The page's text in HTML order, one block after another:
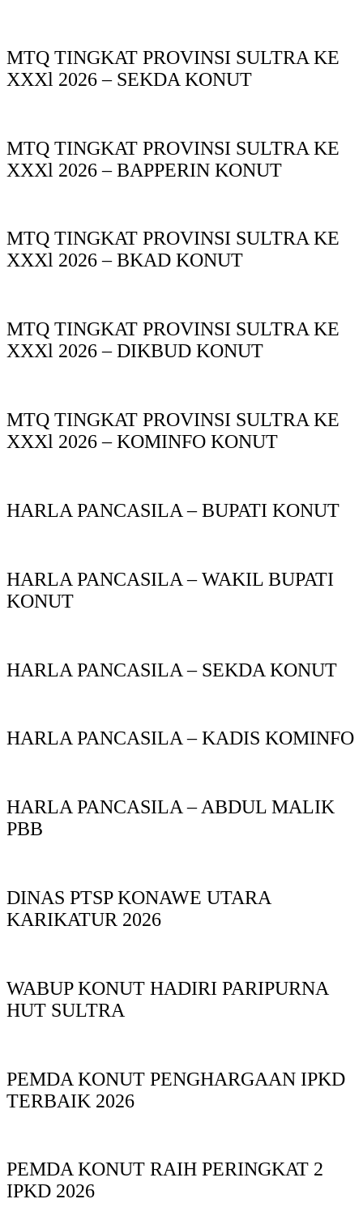
MTQ TINGKAT PROVINSI SULTRA KE
XXXl 2026 – SEKDA KONUT
MTQ TINGKAT PROVINSI SULTRA KE
XXXl 2026 – BAPPERIN KONUT
MTQ TINGKAT PROVINSI SULTRA KE
XXXl 2026 – BKAD KONUT
MTQ TINGKAT PROVINSI SULTRA KE
XXXl 2026 – DIKBUD KONUT
MTQ TINGKAT PROVINSI SULTRA KE
XXXl 2026 – KOMINFO KONUT
HARLA PANCASILA – BUPATI KONUT
HARLA PANCASILA – WAKIL BUPATI
KONUT
HARLA PANCASILA – SEKDA KONUT
HARLA PANCASILA – KADIS KOMINFO
HARLA PANCASILA – ABDUL MALIK
PBB
DINAS PTSP KONAWE UTARA
KARIKATUR 2026
WABUP KONUT HADIRI PARIPURNA
HUT SULTRA
PEMDA KONUT PENGHARGAAN IPKD
TERBAIK 2026
PEMDA KONUT RAIH PERINGKAT 2
IPKD 2026